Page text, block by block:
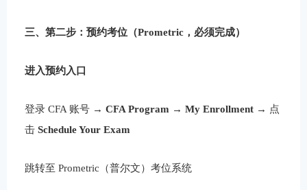
三、第二步：预约考位（Prometric，必须完成）
进入预约入口
登录 CFA 账号 →CFA Program →My Enrollment → 点
击Schedule Your Exam
跳转至 Prometric（普尔文）考位系统